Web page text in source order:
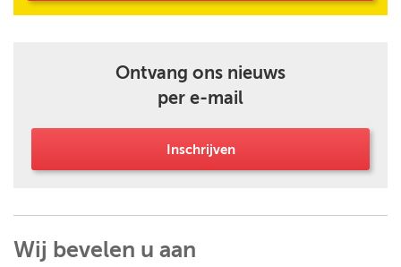
Ontvang ons nieuws
per e-mail
Inschrijven
Wij bevelen u aan